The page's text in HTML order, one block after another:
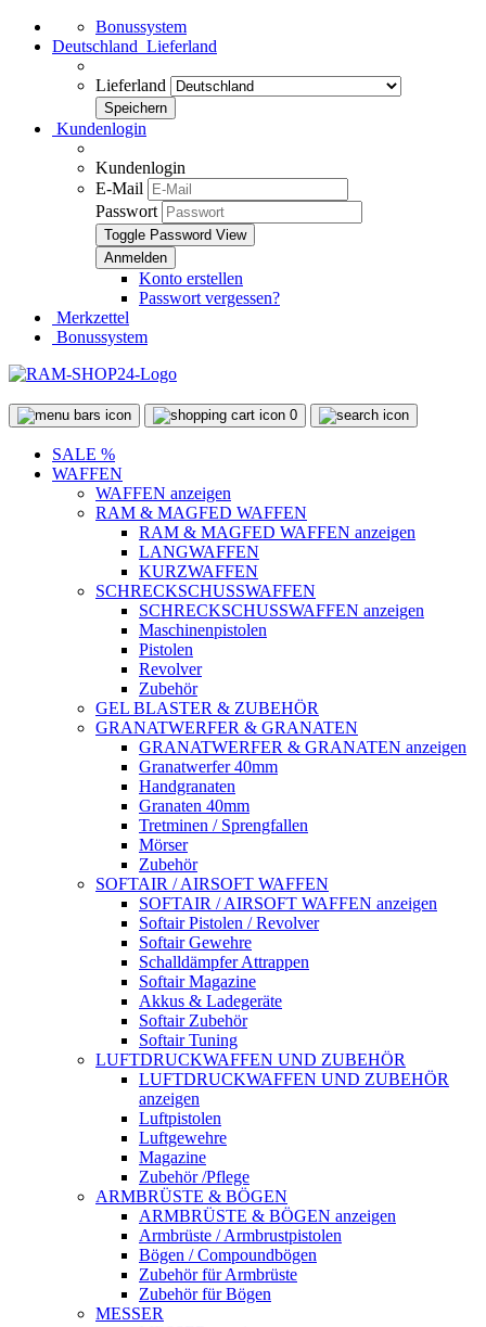
Bonussystem
Deutschland Lieferland
Lieferland
Kundenlogin
Kundenlogin
E-Mail
Passwort
Toggle Password View
Konto erstellen
Passwort vergessen?
Merkzettel
Bonussystem
0
SALE %
WAFFEN
WAFFEN anzeigen
RAM & MAGFED WAFFEN
RAM & MAGFED WAFFEN anzeigen
LANGWAFFEN
KURZWAFFEN
SCHRECKSCHUSSWAFFEN
SCHRECKSCHUSSWAFFEN anzeigen
Maschinenpistolen
Pistolen
Revolver
Zubehör
GEL BLASTER & ZUBEHÖR
GRANATWERFER & GRANATEN
GRANATWERFER & GRANATEN anzeigen
Granatwerfer 40mm
Handgranaten
Granaten 40mm
Tretminen / Sprengfallen
Mörser
Zubehör
SOFTAIR / AIRSOFT WAFFEN
SOFTAIR / AIRSOFT WAFFEN anzeigen
Softair Pistolen / Revolver
Softair Gewehre
Schalldämpfer Attrappen
Softair Magazine
Akkus & Ladegeräte
Softair Zubehör
Softair Tuning
LUFTDRUCKWAFFEN UND ZUBEHÖR
LUFTDRUCKWAFFEN UND ZUBEHÖR
anzeigen
Luftpistolen
Luftgewehre
Magazine
Zubehör /Pflege
ARMBRÜSTE & BÖGEN
ARMBRÜSTE & BÖGEN anzeigen
Armbrüste / Armbrustpistolen
Bögen / Compoundbögen
Zubehör für Armbrüste
Zubehör für Bögen
MESSER